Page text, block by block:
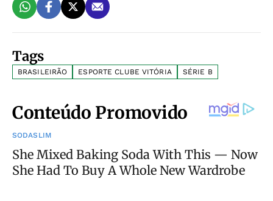
Tags
BRASILEIRÃO ESPORTE CLUBE VITÓRIA SÉRIE B